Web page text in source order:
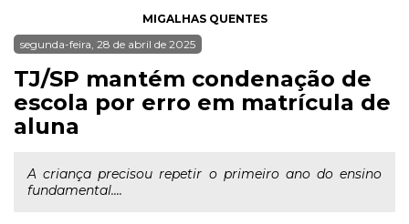
MIGALHAS QUENTES
segunda-feira, 28 de abril de 2025
TJ/SP mantém condenação de
escola por erro em matrícula de
aluna
A criança precisou repetir o primeiro ano do ensino
fundamental....